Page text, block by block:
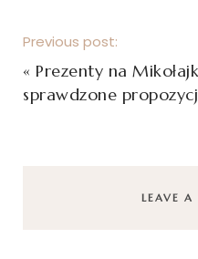
Previous post:
« Prezenty na
sprawdzone
LEAVE